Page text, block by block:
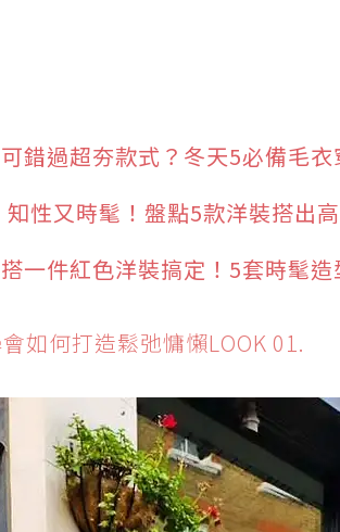
錯過超夯款式？冬天5必備毛衣
性又時髦！盤點5款洋裝搭出
一件紅色洋裝搞定！5套時髦造
如何打造鬆弛慵懶LOOK 01.